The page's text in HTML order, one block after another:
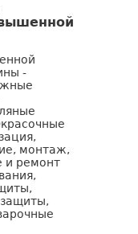
-
монтаж,
и ремонт